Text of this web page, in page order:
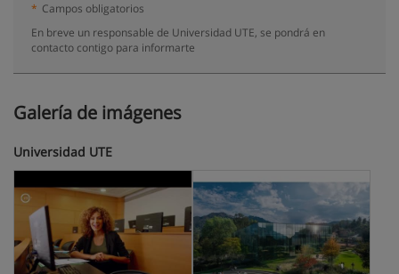
* Campos obligatorios
En breve un responsable de Universidad UTE, se pondrá en
contacto contigo para informarte
Galería de imágenes
Universidad UTE